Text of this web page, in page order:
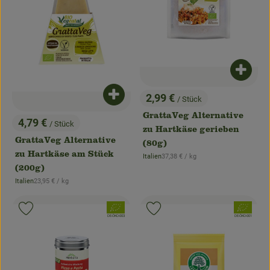
, Preis:
4,79 € / Stück
GrattaVeg Alternative
zu Hartkäse am Stück
(200g)
, Herkunft:
Italien, Referenzpreis:
23,95 € / kg
Produkt zum Warenkorb hinzufügen
, Preis:
2,99 € / Stück
GrattaVeg Alternative
zu Hartkäse gerieben
(80g)
, Herkunft:
Italien, Referenzpreis:
37,38 € / kg
, Verband:
, Kontrollstelle:
DE-ÖKO-003
Produkt zu Favouriten hinzufügen
, Verband:
, Kontrollstelle:
DE-ÖKO-001
Produkt zu Favouriten hinzufügen